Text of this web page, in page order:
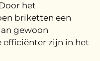
Door het
briketten een
gewoon
efficiënter zijn in het